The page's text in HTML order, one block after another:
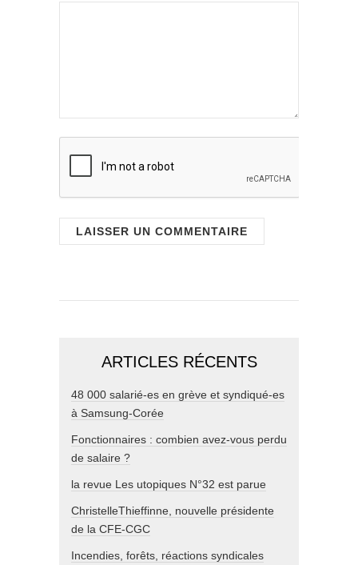
ARTICLES RÉCENTS
48 000 salarié-es en grève et syndiqué-es
à Samsung-Corée
Fonctionnaires : combien avez-vous perdu
de salaire ?
la revue Les utopiques N°32 est parue
ChristelleThieffinne, nouvelle présidente
de la CFE-CGC
Incendies, forêts, réactions syndicales